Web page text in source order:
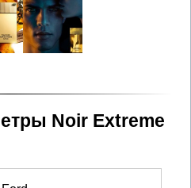
Noir Extreme